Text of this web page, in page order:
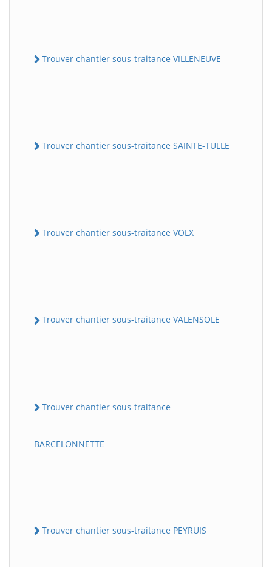
Trouver chantier sous-traitance VILLENEUVE
Trouver chantier sous-traitance SAINTE-TULLE
Trouver chantier sous-traitance VOLX
Trouver chantier sous-traitance VALENSOLE
Trouver chantier sous-traitance
BARCELONNETTE
Trouver chantier sous-traitance PEYRUIS